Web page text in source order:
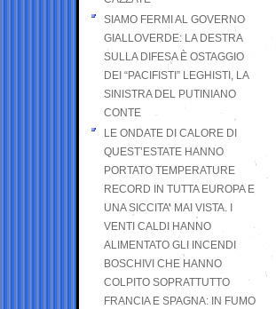
SIAMO FERMI AL GOVERNO
GIALLOVERDE: LA DESTRA
SULLA DIFESA È OSTAGGIO
DEI “PACIFISTI” LEGHISTI, LA
SINISTRA DEL PUTINIANO
CONTE
LE ONDATE DI CALORE DI
QUEST’ESTATE HANNO
PORTATO TEMPERATURE
RECORD IN TUTTA EUROPA E
UNA SICCITA’ MAI VISTA. I
VENTI CALDI HANNO
ALIMENTATO GLI INCENDI
BOSCHIVI CHE HANNO
COLPITO SOPRATTUTTO
FRANCIA E SPAGNA: IN FUMO